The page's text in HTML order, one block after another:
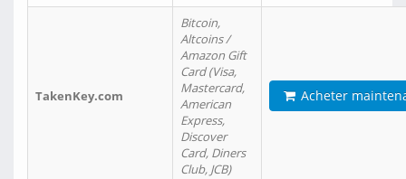
TakenKey.com
Bitcoin,
Altcoins /
Amazon Gift
Card (Visa,
Mastercard,
American
Express,
Discover
Card, Diners
Club, JCB)
Acheter